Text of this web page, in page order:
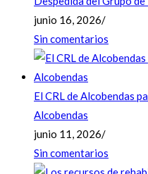
junio 16, 2026/
Sin comentarios
El CRL de Alcobendas
Alcobendas
junio 11, 2026/
Sin comentarios